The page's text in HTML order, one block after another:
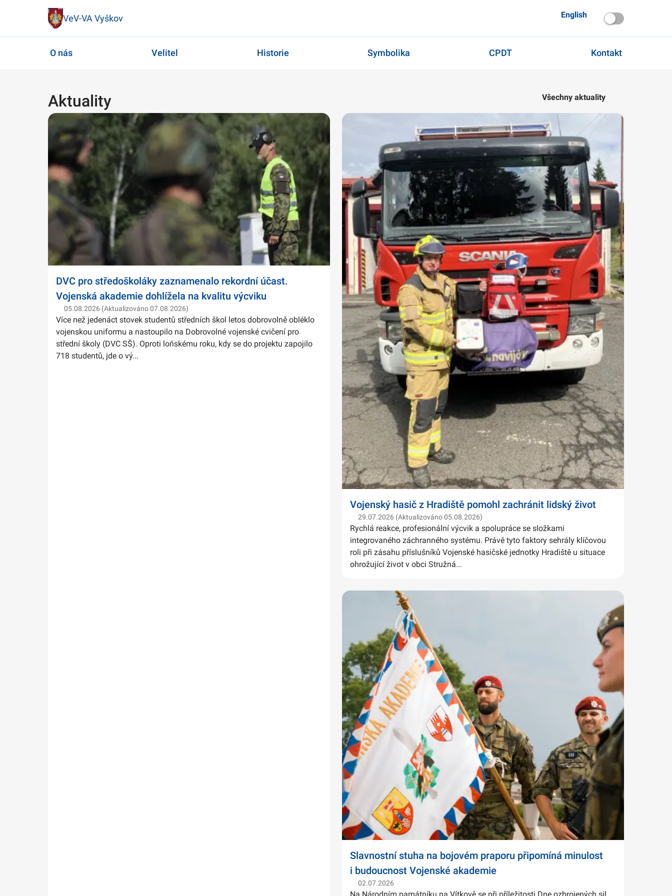
VeV-VA Vyškov English
O nás Velitel Historie Symbolika CPDT Kontakt
Aktuality Všechny aktuality
DVC pro středoškoláky zaznamenalo rekordní účast.
Vojenská akademie dohlížela na kvalitu výcviku
05.08.2026 (Aktualizováno 07.08.2026)
Více než jedenáct stovek studentů středních škol letos dobrovolně obléklo
vojenskou uniformu a nastoupilo na Dobrovolné vojenské cvičení pro
střední školy (DVC SŠ). Oproti loňskému roku, kdy se do projektu zapojilo
718 studentů, jde o vý...
Vojenský hasič z Hradiště pomohl zachránit lidský život
29.07.2026 (Aktualizováno 05.08.2026)
Rychlá reakce, profesionální výcvik a spolupráce se složkami
integrovaného záchranného systému. Právě tyto faktory sehrály klíčovou
roli při zásahu příslušníků Vojenské hasičské jednotky Hradiště u situace
ohrožující život v obci Stružná...
Slavnostní stuha na bojovém praporu připomíná minulost
i budoucnost Vojenské akademie
02.07.2026